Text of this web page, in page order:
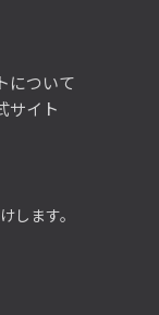
について
サイト
します。